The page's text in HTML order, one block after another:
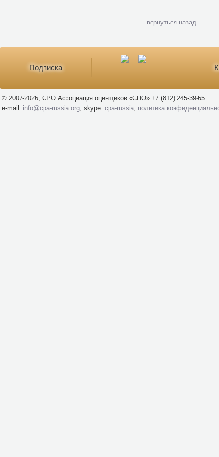
вернуться назад
Подписка
© 2007-2026, СРО Ассоциация оценщиков «СПО» +7 (812) 245-39-65
e-mail: info@cpa-russia.org; skype: cpa-russia; политика